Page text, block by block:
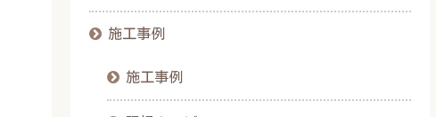
施工事例
施工事例